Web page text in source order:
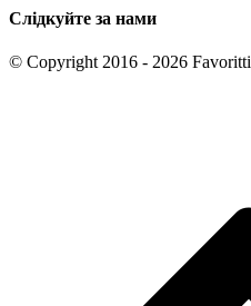
Слідкуйте за нами
© Copyright 2016 - 2026 Favoritti